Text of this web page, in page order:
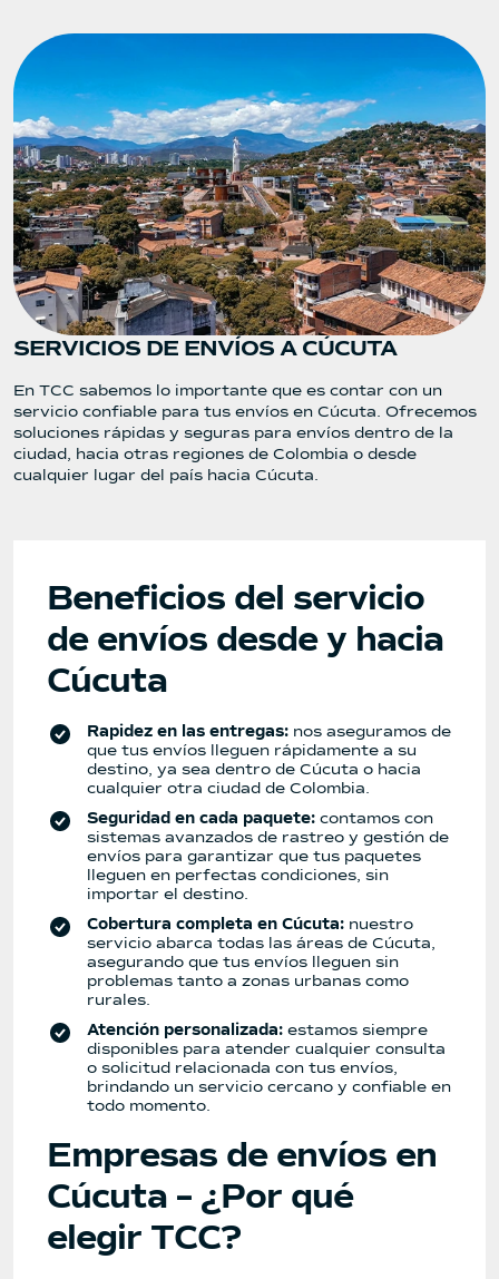
SERVICIOS DE ENVÍOS A CÚCUTA
En TCC sabemos lo importante que es contar con un
servicio confiable para tus envíos en Cúcuta. Ofrecemos
soluciones rápidas y seguras para envíos dentro de la
ciudad, hacia otras regiones de Colombia o desde
cualquier lugar del país hacia Cúcuta.
Beneficios del servicio
de envíos desde y hacia
Cúcuta
Rapidez en las entregas: nos aseguramos de
que tus envíos lleguen rápidamente a su
destino, ya sea dentro de Cúcuta o hacia
cualquier otra ciudad de Colombia.
Seguridad en cada paquete: contamos con
sistemas avanzados de rastreo y gestión de
envíos para garantizar que tus paquetes
lleguen en perfectas condiciones, sin
importar el destino.
Cobertura completa en Cúcuta: nuestro
servicio abarca todas las áreas de Cúcuta,
asegurando que tus envíos lleguen sin
problemas tanto a zonas urbanas como
rurales.
Atención personalizada: estamos siempre
disponibles para atender cualquier consulta
o solicitud relacionada con tus envíos,
brindando un servicio cercano y confiable en
todo momento.
Empresas de envíos en
Cúcuta – ¿Por qué
elegir TCC?